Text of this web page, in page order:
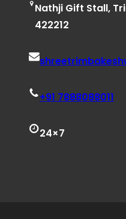
Nathji Gift Stall,
422212
+91 7888088011
24×7